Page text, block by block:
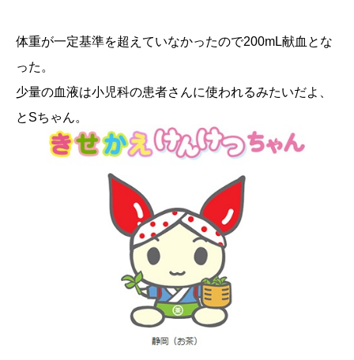
体重が一定基準を超えていなかったので200mL献血とな
った。
少量の血液は小児科の患者さんに使われるみたいだよ、
とSちゃん。